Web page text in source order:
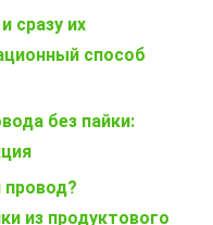
сразу их
способ
без пайки:
провод?
из продуктового